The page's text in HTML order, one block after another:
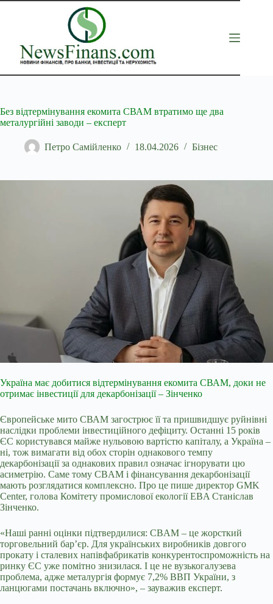
Перейти
Без відтермінування екомита СВАМ втратимо ще два
металургійні заводи – експерт
Петро Самійленко 18.04.2026 Бізнес
Україна має добитися відтермінування екомита СВАМ, доки не
отримає інвестиції для декарбонізації – Зінченко
Європейське мито СВАМ загострює її та пришвидшує руйнівні
наслідки проблеми інвестиційного дефіциту. Останні 15 років
ЄС користувався майже нульовою вартістю капіталу, а Україна –
ні, тож вимагати від обох сторін однакового темпу
декарбонізації за однакових правил означає ігнорувати цю
асиметрію. Саме тому CBAM і фінансування декарбонізації
мають розглядатися комплексно. Про це пише директор GMK
Center, голова Комітету промислової екології EBA Станіслав
Зінченко.
«Наші ранні оцінки підтвердилися: CBAM – це жорсткий
торговельний бар’єр. Для українських виробників довгого
прокату і сталевих напівфабрикатів конкурентоспроможність на
ринку ЄС уже помітно знизилася. І це не вузькогалузева
проблема, адже металургія формує 7,2% ВВП України, з
ланцюгами постачань включно», – зауважив експерт.